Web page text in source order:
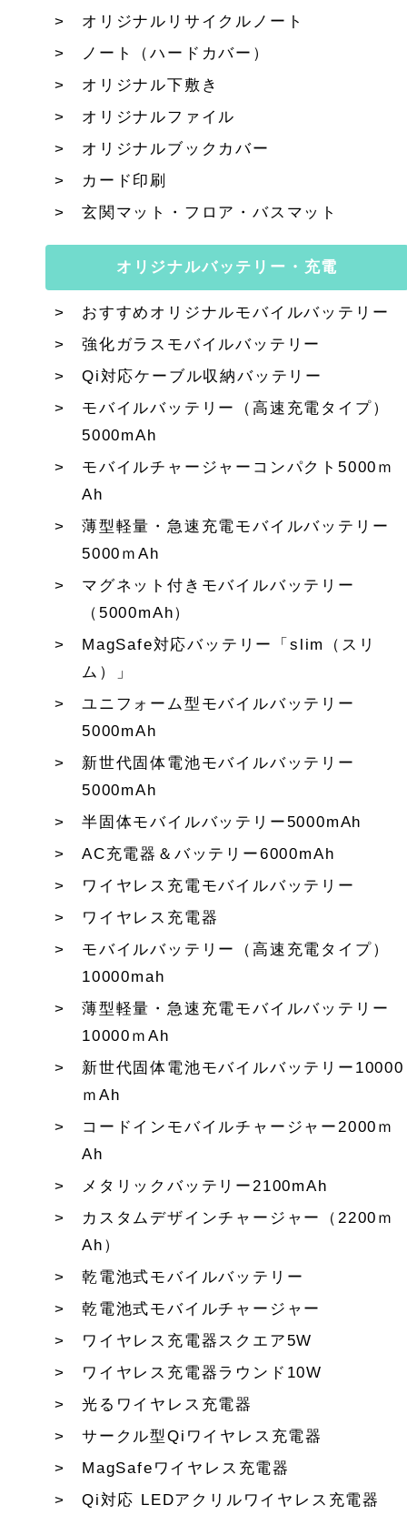
オリジナルリサイクルノート
ノート（ハードカバー）
オリジナル下敷き
オリジナルファイル
オリジナルブックカバー
カード印刷
玄関マット・フロア・バスマット
オリジナルバッテリー・充電
おすすめオリジナルモバイルバッテリー
強化ガラスモバイルバッテリー
Qi対応ケーブル収納バッテリー
モバイルバッテリー（高速充電タイプ）
5000mAh
モバイルチャージャーコンパクト5000ｍ
Ah
薄型軽量・急速充電モバイルバッテリー
5000ｍAh
マグネット付きモバイルバッテリー
（5000mAh）
MagSafe対応バッテリー「slim（スリ
ム）」
ユニフォーム型モバイルバッテリー
5000mAh
新世代固体電池モバイルバッテリー
5000mAh
半固体モバイルバッテリー5000mAh
AC充電器＆バッテリー6000mAh
ワイヤレス充電モバイルバッテリー
ワイヤレス充電器
モバイルバッテリー（高速充電タイプ）
10000mah
薄型軽量・急速充電モバイルバッテリー
10000ｍAh
新世代固体電池モバイルバッテリー10000
ｍAh
コードインモバイルチャージャー2000ｍ
Ah
メタリックバッテリー2100mAh
カスタムデザインチャージャー（2200ｍ
Ah）
乾電池式モバイルバッテリー
乾電池式モバイルチャージャー
ワイヤレス充電器スクエア5W
ワイヤレス充電器ラウンド10W
光るワイヤレス充電器
サークル型Qiワイヤレス充電器
MagSafeワイヤレス充電器
Qi対応 LEDアクリルワイヤレス充電器